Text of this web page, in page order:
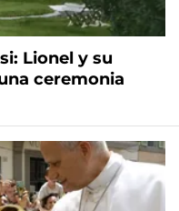
Lionel y su
ceremonia